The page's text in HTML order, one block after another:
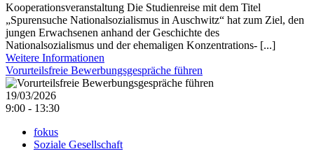
Kooperationsveranstaltung Die Studienreise mit dem Titel
„Spurensuche Nationalsozialismus in Auschwitz“ hat zum Ziel, den
jungen Erwachsenen anhand der Geschichte des
Nationalsozialismus und der ehemaligen Konzentrations- [...]
Weitere Informationen
Vorurteilsfreie Bewerbungsgespräche führen
19/03/2026
9:00 - 13:30
fokus
Soziale Gesellschaft